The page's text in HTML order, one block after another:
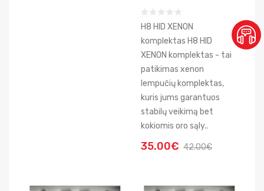
H8 HID XENON
komplektas H8 HID
XENON komplektas - tai
patikimas xenon
lempučių komplektas,
kuris jums garantuos
stabilų veikimą bet
kokiomis oro sąly..
35.00€ 42.00€